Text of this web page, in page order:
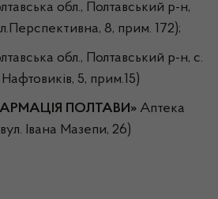
обл., Полтавський р-н,
8, прим. 172);
обл., Полтавський р-н, с.
5, прим.15)
ПОЛТАВИ» Аптека
Івана Мазепи, 26)